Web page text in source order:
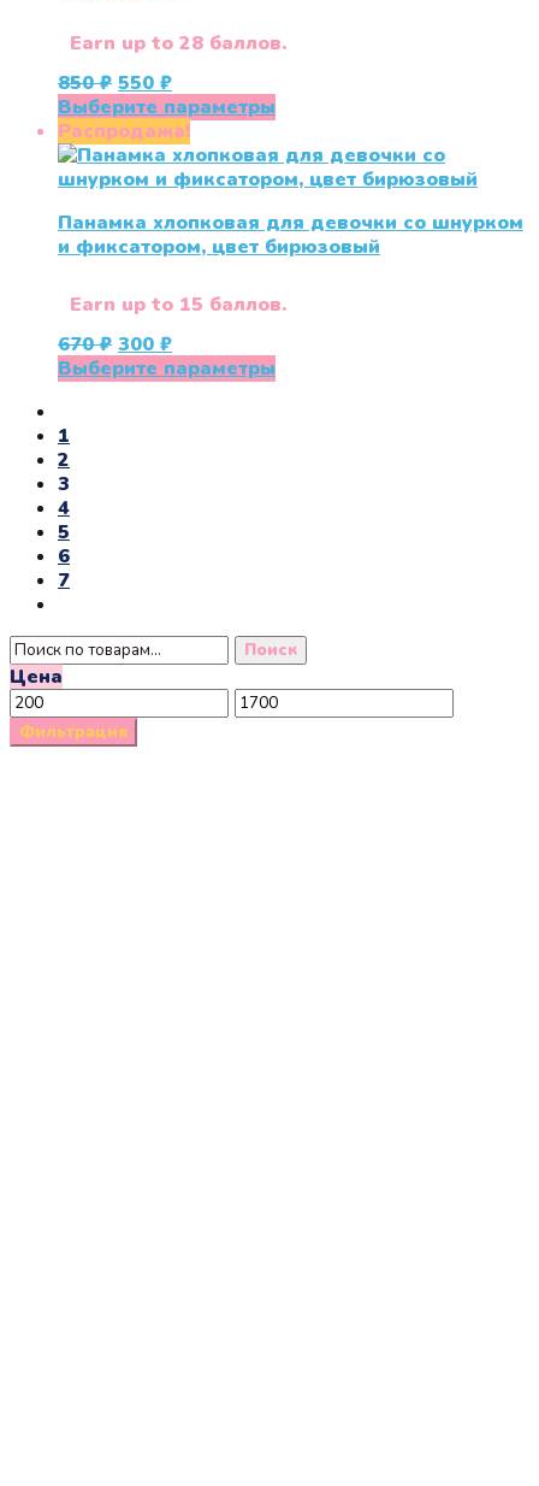
на
Earn up to 28 баллов.
850₽ Первоначальная
цена
составляла
850 ₽.
550 ₽Текущая
цена:
550 ₽.
Выберите параметры
имеет
несколько
Опции
можно
на
Распродажа!
Панамка хлопковая для девочки со шнурком
и фиксатором, цвет бирюзовый
Earn up to 15 баллов.
670₽ Первоначальная
цена
300 ₽Текущая
цена:
Выберите параметры
1
2
3
4
5
6
7
Искать: Поиск
Цена
Минимальная
цена
Максимальная
цена
Фильтрация